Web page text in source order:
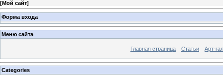
[Мой сайт]
Форма входа
Меню сайта
Главная страница Статьи Арт-
Categories